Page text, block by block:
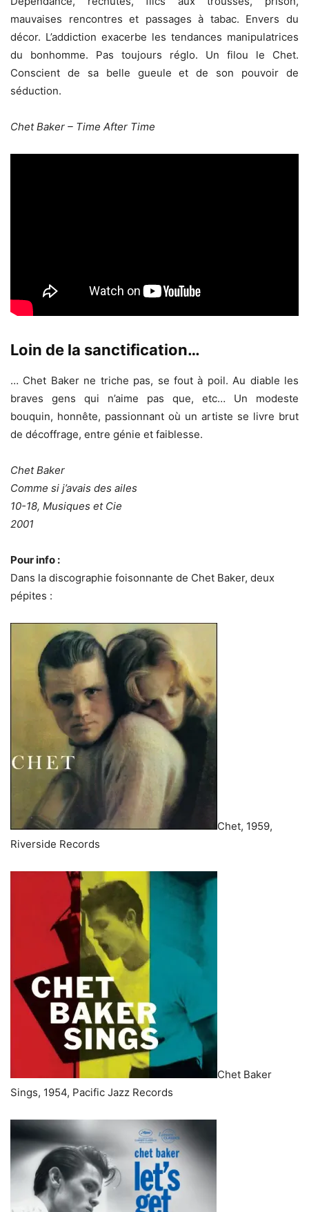
mauvaises rencontres et passages à tabac. Envers du
décor. L’addiction exacerbe les tendances manipulatrices
du bonhomme. Pas toujours réglo. Un filou le Chet.
Conscient de sa belle gueule et de son pouvoir de
séduction.
Chet Baker – Time After Time
Loin de la sanctification…
… Chet Baker ne triche pas, se fout à poil. Au diable les
braves gens qui n’aime pas que, etc… Un modeste
bouquin, honnête, passionnant où un artiste se livre brut
de décoffrage, entre génie et faiblesse.
Chet Baker
Comme si j’avais des ailes
10-18, Musiques et Cie
2001
Pour info :
Dans la discographie foisonnante de Chet Baker, deux
pépites :
Chet, 1959,
Riverside Records
Chet Baker
Sings, 1954, Pacific Jazz Records